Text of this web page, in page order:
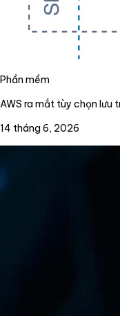
Phần mềm
AWS ra mắt tùy chọn lưu
14 tháng 6, 2026